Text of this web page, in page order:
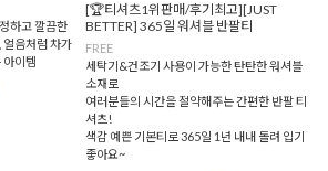
하고 깔끔한
얼음처럼 차가
아이템
[🏆티셔츠1위판매/후기최고][JUST
BETTER] 365일 워셔블 반팔티
FREE
세탁기&건조기 사용이 가능한 탄탄한 워셔블
소재로
여러분들의 시간을 절약해주는 간편한 반팔 티
셔츠!
색감 예쁜 기본티로 365일 1년 내내 돌려 입기
좋아요~